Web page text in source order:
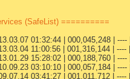
(SafeList) ==========
01:32:44 | 000,045,248 |
11:00:56 | 001,316,144 |
15:28:02 | 000,188,760 |
03:10:10 | 000,057,184 |
03:41:27 | 001,011,712 |